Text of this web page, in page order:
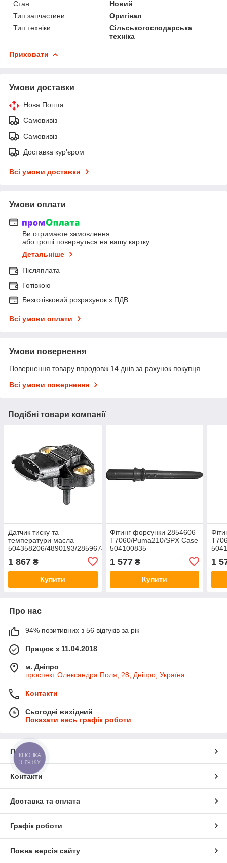
Стан
Новий
Тип запчастини
Оригінал
Тип техніки
Сільськогосподарська
техніка
Приховати
Умови доставки
Нова Пошта
Самовивіз
Самовивіз
Доставка кур'єром
Всі умови доставки
Умови оплати
Ви отримаєте замовлення
або гроші повернуться на вашу картку
Детальніше
Післяплата
Готівкою
Безготівковий розрахунок з ПДВ
Всі умови оплати
Умови повернення
Повернення товару впродовж 14 днів за рахунок покупця
Всі умови повернення
Подібні товари компанії
Датчик тиску та
температури масла
504358206/4890193/2859674
T8.410/T7060/T6050 Case
281006123
1 867 ₴
Купити
Фітинг форсунки 2854606
T7060/Puma210/SPX Case
504100835
1 577₴
Купити
1
Про нас
94% позитивних з 56 відгуків за рік
Працює з 11.04.2018
м. Дніпро
проспект Олександра Поля, 28, Дніпро, Україна
Контакти
Сьогодні вихідний
Показати весь графік роботи
Про нас
Контакти
Доставка та оплата
Графік роботи
Повна версія сайту
КНОПКА
ЗВ'ЯЗКУ